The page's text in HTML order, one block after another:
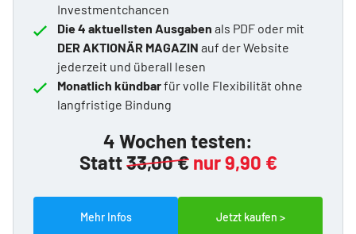
Investmentchancen
Die 4 aktuellsten Ausgaben als PDF oder mit
DER AKTIONÄR MAGAZIN auf der Website
jederzeit und überall lesen
Monatlich kündbarfür volle Flexibilität ohne
langfristige Bindung
4 Wochen testen:
Statt33,00 € nur 9,90 €
Mehr Infos Jetzt kaufen >